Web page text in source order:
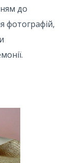
до
фотографій,